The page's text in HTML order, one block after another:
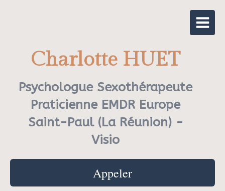
Charlotte HUET
Psychologue Sexothérapeute
Praticienne EMDR Europe
Saint-Paul (La Réunion) -
Visio
Appeler